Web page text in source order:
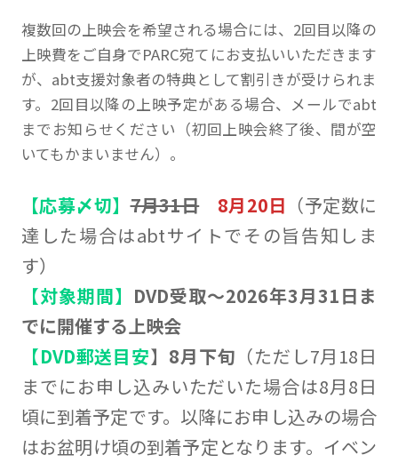
複数回の上映会を希望される場合には、2回目以降の
上映費をご自身でPARC宛てにお支払いいただきます
が、abt支援対象者の特典として割引きが受けられま
す。2回目以降の上映予定がある場合、メールでabt
までお知らせください（初回上映会終了後、間が空
いてもかまいません）。
【応募〆切】7月31日 8月20日 （予定数に
達した場合はabtサイトでその旨告知しま
す）
【対象期間】 DVD受取～2026年3月31日ま
でに開催する上映会
【DVD郵送目安】 8月下旬 （ただし7月18日
までにお申し込みいただいた場合は8月8日
頃に到着予定です。以降にお申し込みの場合
はお盆明け頃の到着予定となります。イベン